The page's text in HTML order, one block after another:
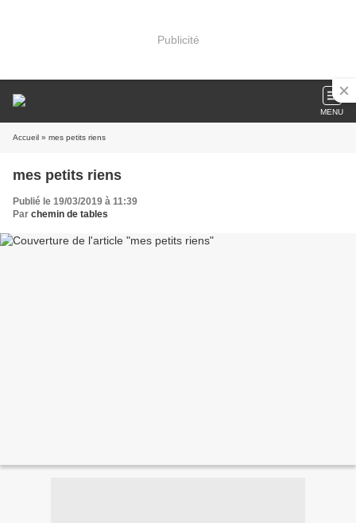
Publicité
MENU
Accueil » mes petits riens
mes petits riens
Publié le 19/03/2019 à 11:39
Par chemin de tables